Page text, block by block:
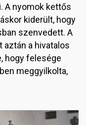
A nyomok kettős
kiderült, hogy
szenvedett. A
a hivatalos
hogy felesége
meggyilkolta,